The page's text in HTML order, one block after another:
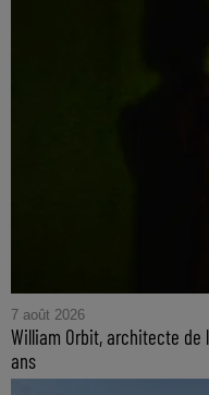
7 août 2026
William Orbit, architecte
ans